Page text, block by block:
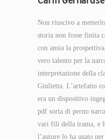
Non riuscivo a
storia non fosse finita
con ansia la
vero talento per la
interpretazione della
Giulietta. L’artefatto
era un dispositivo
pdf sorta di perno
vari fili della trama, e
l’autore lo ha usato